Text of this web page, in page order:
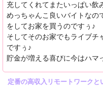
充してくれてまたいっぱい飲
めっちゃんこ良いバイトなの
をしてお家を買うのですぅ♪
そしてそのお家でもライブチ
ですぅ♪
貯金が増える喜びに今はハマ
定番の高収入リモートワークと